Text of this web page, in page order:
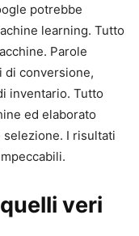
potrebbe
learning. Tutto
Parole
di conversione,
inventario. Tutto
ed elaborato
I risultati
veri